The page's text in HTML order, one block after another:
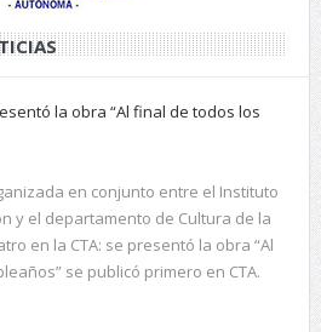
la obra “Al final de todos los
en conjunto entre el Instituto
y el departamento de Cultura de la
en la CTA: se presentó la obra “Al
se publicó primero en CTA.